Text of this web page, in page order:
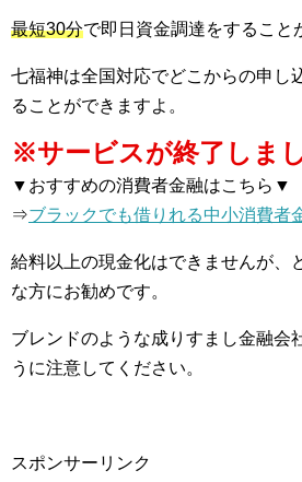
最短30分で即日資金調達をすること
七福神は全国対応でどこからの申し
ることができますよ。
※サービスが終了しまし
▼おすすめの消費者金融はこちら▼
⇒ブラックでも借りれる中小消費者
給料以上の現金化はできませんが、
な方にお勧めです。
ブレンドのような成りすまし金融会
うに注意してください。
スポンサーリンク